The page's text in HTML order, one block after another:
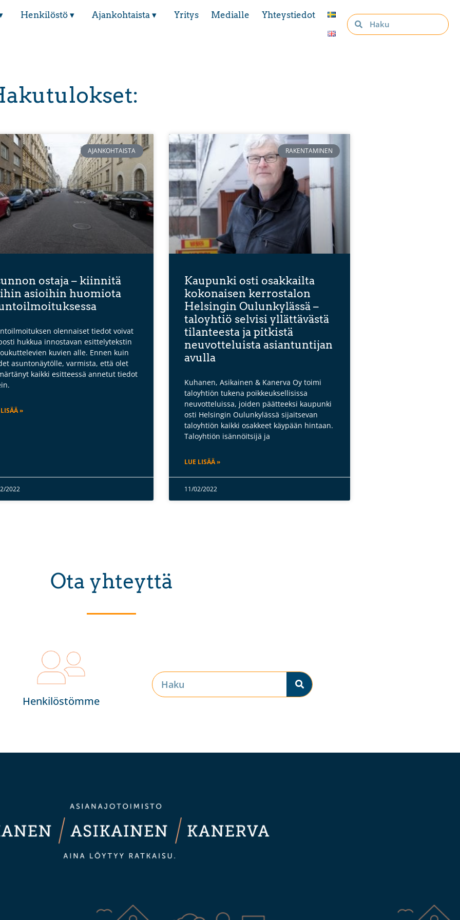
Henkilöstö ▾ Ajankohtaista ▾ Yritys Medialle Yhteystiedot
AJANKOHTAISTA
ostaja – kiinnitä
asioihin huomiota
olennaiset tiedot voivat
hukkua innostavan esittelytekstin
kuvien alle. Ennen kuin
asuntonäytölle, varmista, että olet
kaikki esitteessä annetut tiedot
»
2022
RAKENTAMINEN
Kaupunki osti osakkailta
kokonaisen kerrostalon
Helsingin Oulunkylässä –
taloyhtiö selvisi yllättävästä
tilanteesta ja pitkistä
neuvotteluista asiantuntijan
avulla
Kuhanen, Asikainen & Kanerva Oy toimi
taloyhtiön tukena poikkeuksellisissa
neuvotteluissa, joiden päätteeksi kaupunki
osti Helsingin Oulunkylässä sijaitsevan
taloyhtiön kaikki osakkeet käypään hintaan.
Taloyhtiön isännöitsijä ja
LUE LISÄÄ »
11/02/2022
Ota yhteyttä
Henkilöstömme